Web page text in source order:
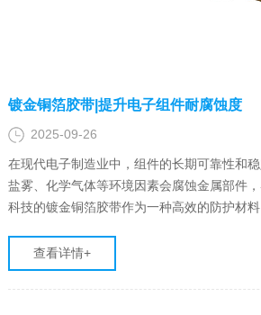
镀金铜箔胶带|提升电子组件耐腐蚀度
2025-09-26
在现代电子制造业中，组件的长期可靠性和稳
盐雾、化学气体等环境因素会腐蚀金属部件
科技的镀金铜箔胶带作为一种高效的防护材料
查看详情+